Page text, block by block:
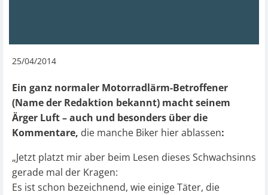
25/04/2014
Ein ganz normaler Motorradlärm-Betroffener
(Name der Redaktion bekannt) macht seinem
Ärger Luft – auch und besonders über die
Kommentare, die manche Biker hier ablassen:
„Jetzt platzt mir aber beim Lesen dieses Schwachsinns
gerade mal der Kragen:
Es ist schon bezeichnend, wie einige Täter, die